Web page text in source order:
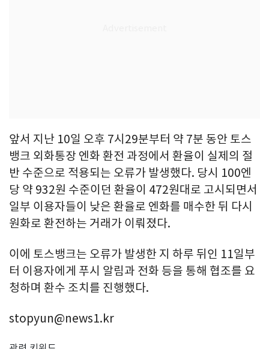
앞서 지난 10일 오후 7시29분부터 약 7분 동안 토스
뱅크 외화통장 엔화 환전 과정에서 환율이 실제의 절
반 수준으로 적용되는 오류가 발생했다. 당시 100엔
당 약 932원 수준이던 환율이 472원대로 고시되면서
일부 이용자들이 낮은 환율로 엔화를 매수한 뒤 다시
원화로 환전하는 거래가 이뤄졌다.
이에 토스뱅크는 오류가 발생한 지 하루 뒤인 11일부
터 이용자에게 푸시 알림과 전화 등을 통해 협조를 요
청하며 환수 조치를 진행했다.
stopyun@news1.kr